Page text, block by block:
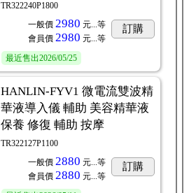
TR322240P1800
一般價 2980 元...等
會員價 2980 元...等
訂購
最近售出2026/05/25
HANLIN-FYV1 微電流雙波精
華液導入儀 輔助 美容精華液
保養 修復 輔助 按摩
TR322127P1100
一般價 2880 元...等
會員價 2880 元...等
訂購